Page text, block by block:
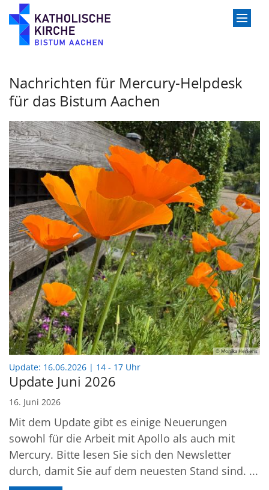
Zum Inhalt springen
Nachrichten für Mercury-Helpdesk
für das Bistum Aachen
© Monika Herkens
Update: 16.06.2026 | 14 - 17 Uhr:
Update Juni 2026
16. Juni 2026
Mit dem Update gibt es einige Neuerungen
sowohl für die Arbeit mit Apollo als auch mit
Mercury. Bitte lesen Sie sich den Newsletter
durch, damit Sie auf dem neuesten Stand sind. ...